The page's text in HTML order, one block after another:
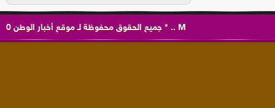
M
..
* جميع الحقوق محفوظة لـموقع أخبار الوطن 0